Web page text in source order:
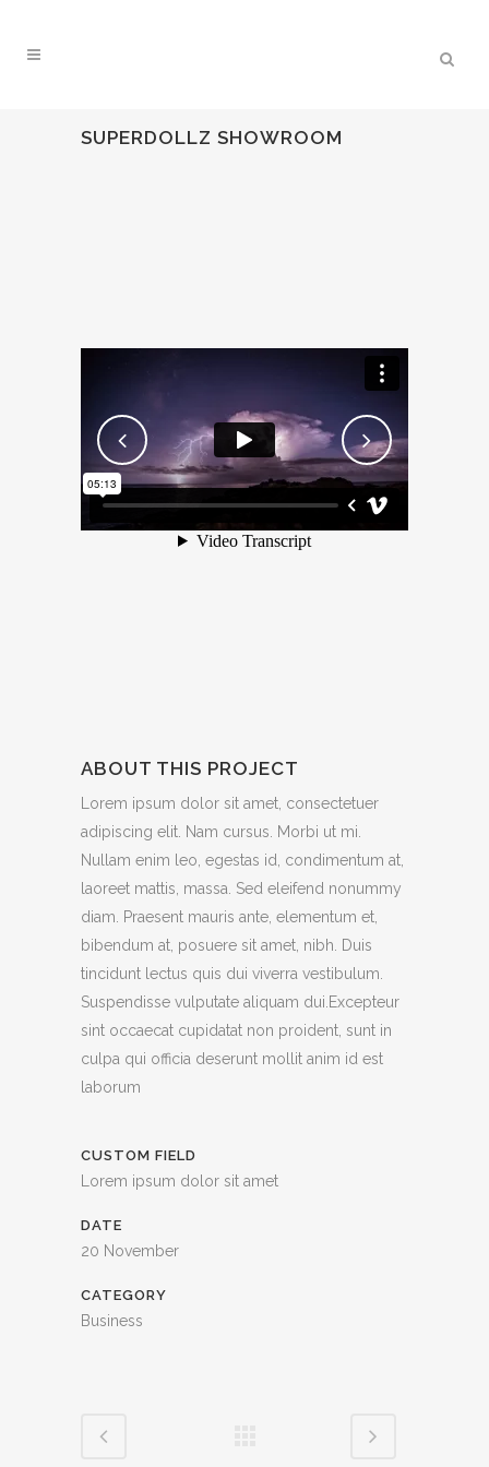
SUPERDOLLZ SHOWROOM
ABOUT THIS PROJECT
Lorem ipsum dolor sit amet, consectetuer
adipiscing elit. Nam cursus. Morbi ut mi.
Nullam enim leo, egestas id, condimentum at,
laoreet mattis, massa. Sed eleifend nonummy
diam. Praesent mauris ante, elementum et,
bibendum at, posuere sit amet, nibh. Duis
tincidunt lectus quis dui viverra vestibulum.
Suspendisse vulputate aliquam dui.Excepteur
sint occaecat cupidatat non proident, sunt in
culpa qui officia deserunt mollit anim id est
laborum
CUSTOM FIELD
Lorem ipsum dolor sit amet
DATE
20 November
CATEGORY
Business